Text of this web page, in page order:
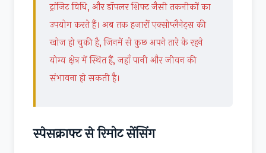
ट्रांजिट विधि, और डॉपलर शिफ्ट जैसी तकनीकों का
उपयोग करते हैं। अब तक हजारों एक्सोप्लैनेट्स की
खोज हो चुकी है, जिनमें से कुछ अपने तारे के रहने
योग्य क्षेत्र में स्थित हैं, जहाँ पानी और जीवन की
संभावना हो सकती है।
स्पेसक्राफ्ट से रिमोट सेंसिंग